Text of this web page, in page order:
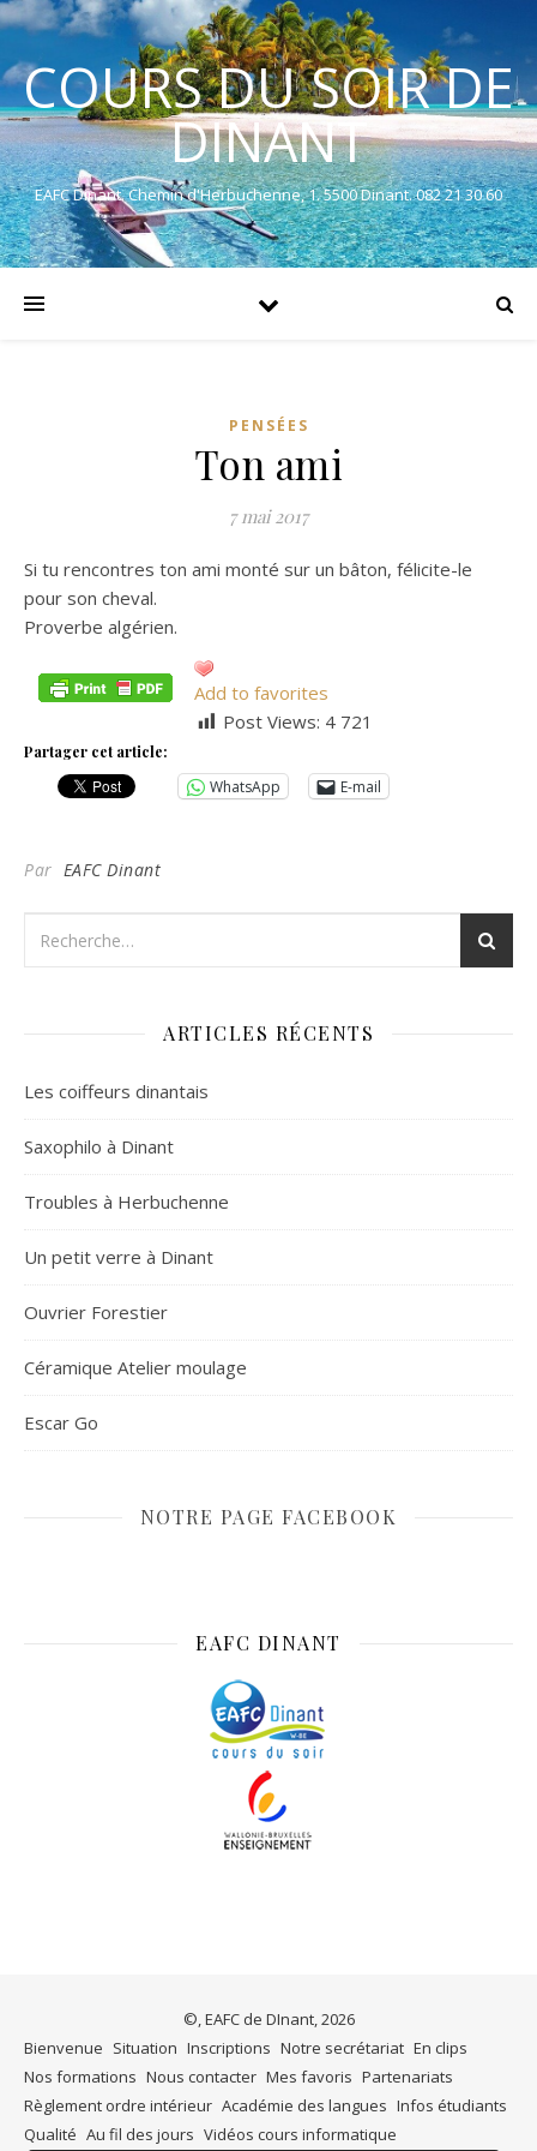
COURS DU SOIR DE
DINANT
EAFC Dinant. Chemin d'Herbuchenne, 1. 5500 Dinant. 082 21 30 60
PENSÉES
Ton ami
7 mai 2017
Si tu rencontres ton ami monté sur un bâton, félicite-le
pour son cheval.
Proverbe algérien.
Add to favorites
Post Views: 4 721
Partager cet article:
WhatsApp E-mail
Par EAFC Dinant
ARTICLES RÉCENTS
Les coiffeurs dinantais
Saxophilo à Dinant
Troubles à Herbuchenne
Un petit verre à Dinant
Ouvrier Forestier
Céramique Atelier moulage
Escar Go
NOTRE PAGE FACEBOOK
EAFC DINANT
©, EAFC de DInant, 2026
Bienvenue Situation Inscriptions Notre secrétariat En clips
Nos formations Nous contacter Mes favoris Partenariats
Règlement ordre intérieur Académie des langues Infos étudiants
Qualité Au fil des jours Vidéos cours informatique